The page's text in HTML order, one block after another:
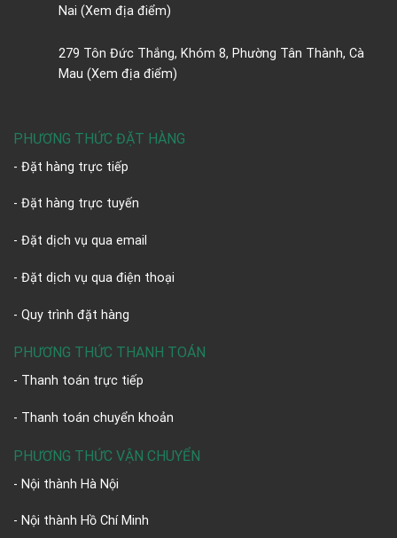
Nai (Xem địa điểm)
279 Tôn Đức Thắng, Khóm 8, Phường Tân Thành, Cà
Mau (Xem địa điểm)
PHƯƠNG THỨC ĐẶT HÀNG
- Đặt hàng trực tiếp
- Đặt hàng trực tuyến
- Đặt dịch vụ qua email
- Đặt dịch vụ qua điện thoại
- Quy trình đặt hàng
PHƯƠNG THỨC THANH TOÁN
- Thanh toán trực tiếp
- Thanh toán chuyển khoản
PHƯƠNG THỨC VẬN CHUYỂN
- Nội thành Hà Nội
- Nội thành Hồ Chí Minh